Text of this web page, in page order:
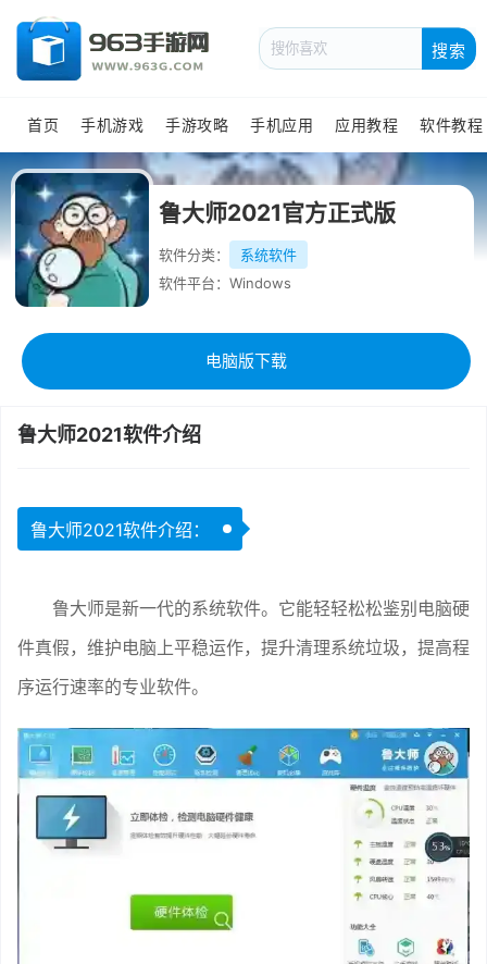
搜索
首页 手机游戏 手游攻略 手机应用 应用教程 软件教程
鲁大师2021官方正式版
软件分类：
系统软件
软件平台：Windows
电脑版下载
鲁大师2021软件介绍
鲁大师2021软件介绍：
鲁大师是新一代的系统软件。它能轻轻松松鉴别电脑硬
件真假，维护电脑上平稳运作，提升清理系统垃圾，提高程
序运行速率的专业软件。